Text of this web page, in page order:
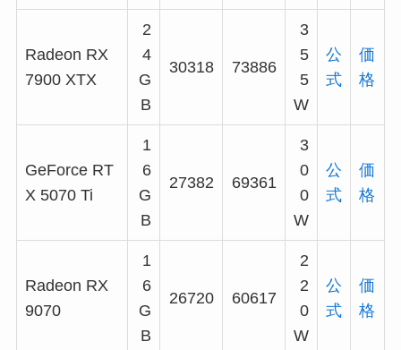
Radeon RX
7900 XTX
2
4
G
B
30318 73886
3
5
5
W
公
式
価
格
GeForce RT
X 5070 Ti
1
6
G
B
27382 69361
3
0
0
W
公
式
価
格
Radeon RX
9070
1
6
G
B
26720 60617
2
2
0
W
公
式
価
格